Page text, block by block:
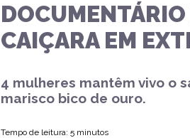
CAIÇARA EM
4 mulheres mantêm vivo o
marisco bico de ouro.
Tempo de leitura: 5 minutos